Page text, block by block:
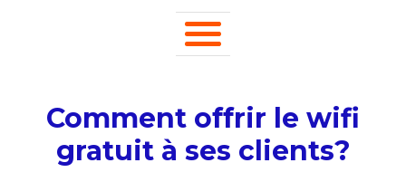
Comment offrir le wifi
gratuit à ses clients?